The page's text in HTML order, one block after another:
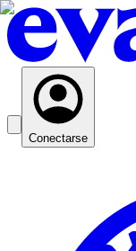
Conectarse